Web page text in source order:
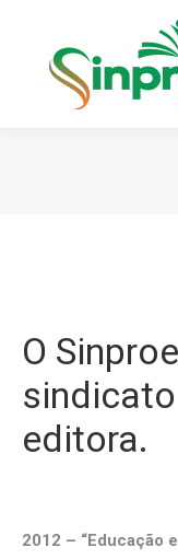
O
editora.
2012 – “Educação